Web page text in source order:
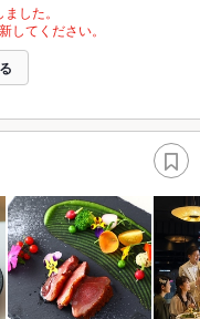
した。
してください。